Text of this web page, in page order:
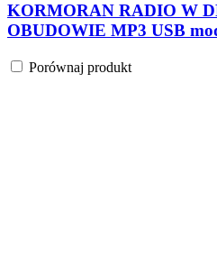
KORMORAN RADIO W
OBUDOWIE MP3 USB
Porównaj produkt